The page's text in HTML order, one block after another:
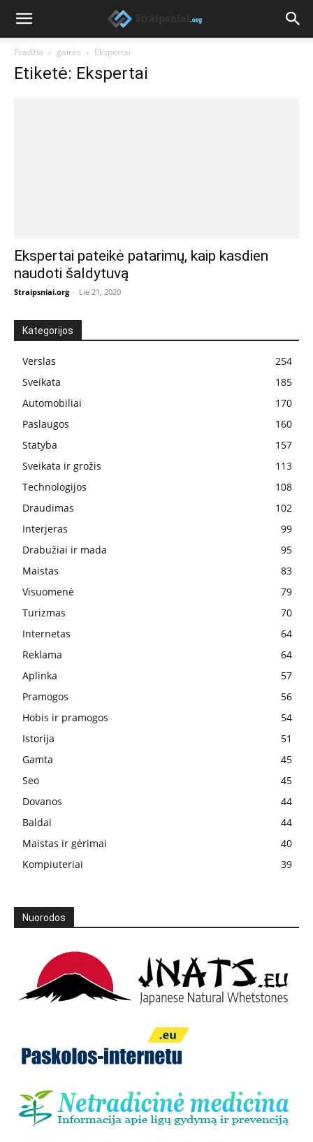
Pradžia gairės Ekspertai
Etiketė: Ekspertai
Ekspertai pateikė patarimų, kaip kasdien
naudoti šaldytuvą
Straipsniai.org - Lie 21, 2020
Kategorijos
Verslas
254
Sveikata
185
Automobiliai
170
Paslaugos
160
Statyba
157
Sveikata ir grožis
113
Technologijos
108
Draudimas
102
Interjeras
99
Drabužiai ir mada
95
Maistas
83
Visuomenė
79
Turizmas
70
Internetas
64
Reklama
64
Aplinka
57
Pramogos
56
Hobis ir pramogos
54
Istorija
51
Gamta
45
Seo
45
Dovanos
44
Baldai
44
Maistas ir gėrimai
40
Kompiuteriai
39
Nuorodos